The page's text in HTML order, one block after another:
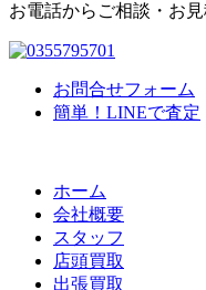
お電話からご相談・お見
お問合せフォーム
簡単！LINEで査定
ホーム
会社概要
スタッフ
店頭買取
出張買取